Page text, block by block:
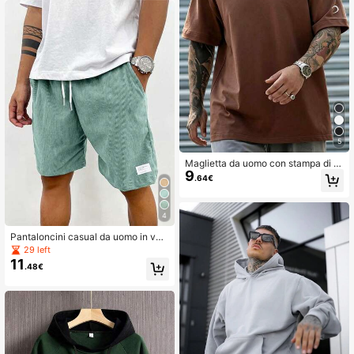
4
Pantaloncini casual da uomo in vell
uto a coste, pantaloni versatili alla l
unghezza del ginocchio
29 left
11.48€
5
Maglietta da uomo con stampa di le
ttere, girocollo e maniche corte
9.64€